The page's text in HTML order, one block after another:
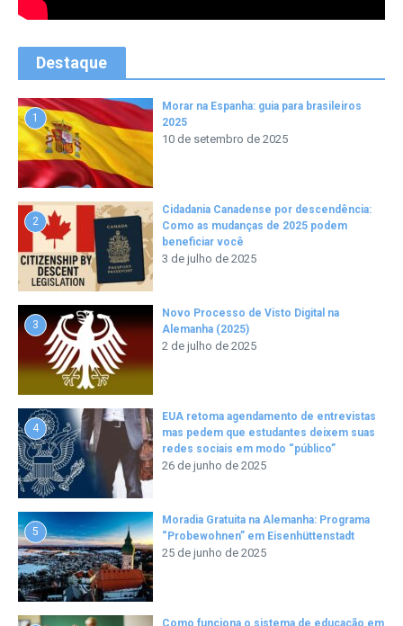
Destaque
1
Morar na Espanha: guia para brasileiros
2025
10 de setembro de 2025
2
Cidadania Canadense por descendência:
Como as mudanças de 2025 podem
beneficiar você
3 de julho de 2025
3
Novo Processo de Visto Digital na
Alemanha (2025)
2 de julho de 2025
4
EUA retoma agendamento de entrevistas
mas pedem que estudantes deixem suas
redes sociais em modo “público”
26 de junho de 2025
5
Moradia Gratuita na Alemanha: Programa
“Probewohnen” em Eisenhüttenstadt
25 de junho de 2025
Como funciona o sistema de educação em